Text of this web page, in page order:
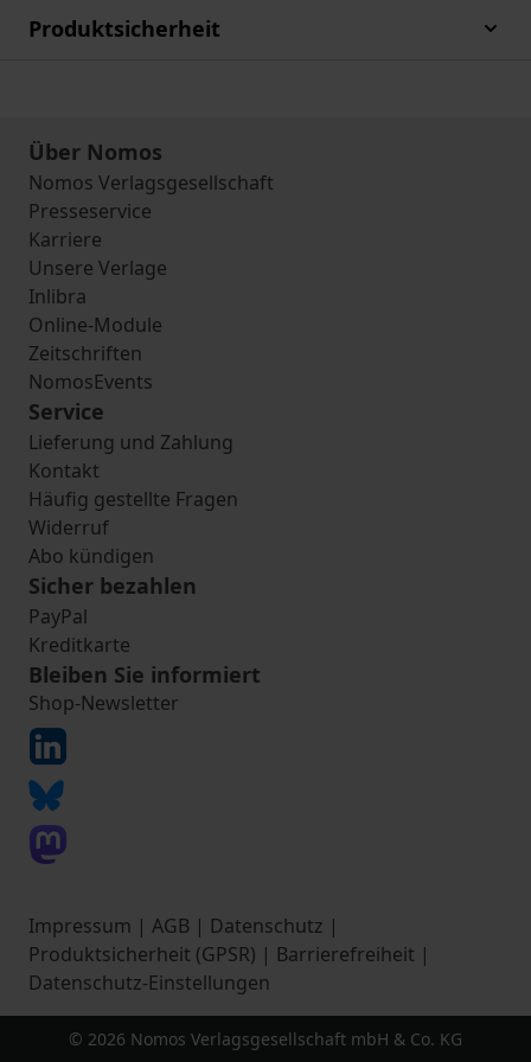
Produktsicherheit
Über Nomos
Nomos Verlagsgesellschaft
Presseservice
Karriere
Unsere Verlage
Inlibra
Online-Module
Zeitschriften
NomosEvents
Service
Lieferung und Zahlung
Kontakt
Häufig gestellte Fragen
Widerruf
Abo kündigen
Sicher bezahlen
PayPal
Kreditkarte
Bleiben Sie informiert
Shop-Newsletter
Impressum | AGB | Datenschutz |
Produktsicherheit (GPSR) | Barrierefreiheit |
Datenschutz-Einstellungen
© 2026 Nomos Verlagsgesellschaft mbH & Co. KG